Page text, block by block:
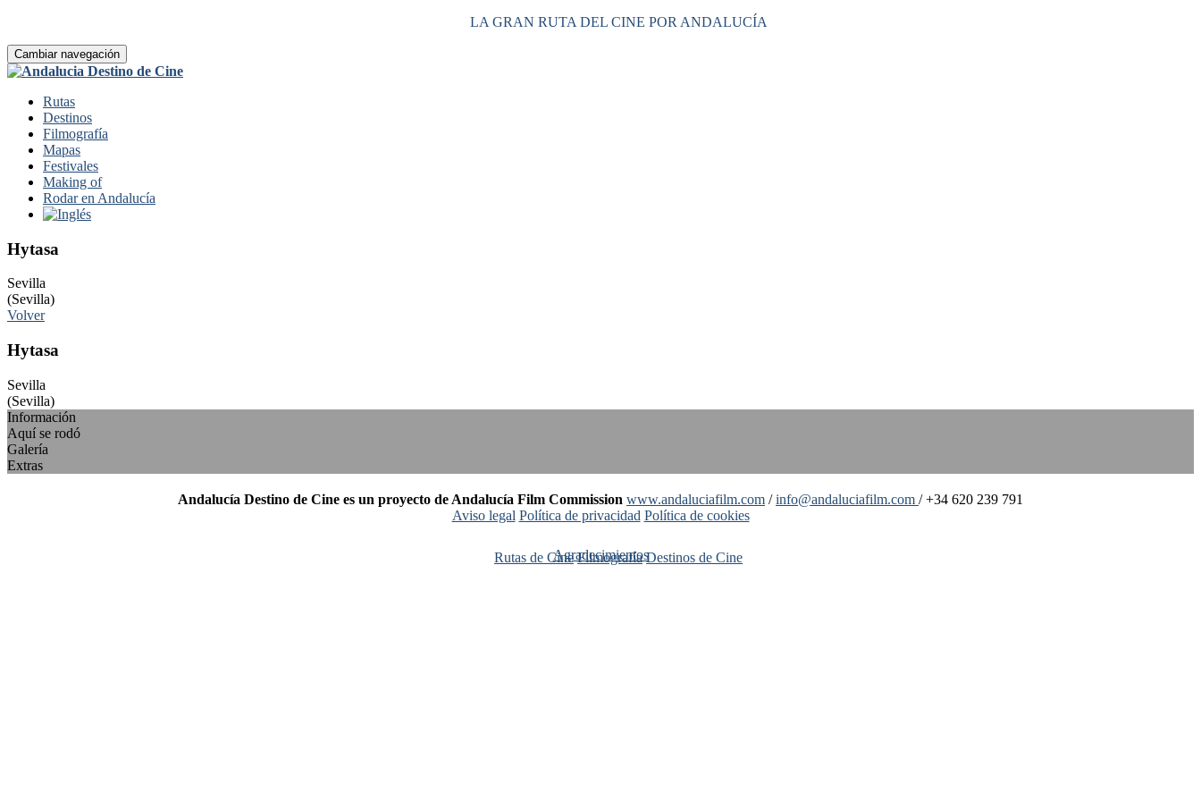
LA GRAN RUTA DEL CINE POR ANDALUCÍA
Cambiar navegación
Rutas
Destinos
Filmografía
Mapas
Festivales
Making of
Rodar en Andalucía
Hytasa
Sevilla
(Sevilla)
Volver
Hytasa
Sevilla
(Sevilla)
Información
Aquí se rodó
Galería
Extras
Andalucía Destino de Cine es un proyecto de Andalucía Film Commission www.andaluciafilm.com /info@andaluciafilm.com / +34 620 239 791
Aviso legal Política de privacidad Política de cookies
Agradecimientos
Rutas de Cine Filmografía Destinos de Cine